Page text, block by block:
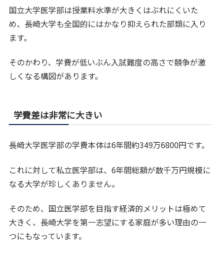
国立大学医学部は授業料水準が大きくはぶれにくいた
め、長崎大学も全国的にはかなり抑えられた部類に入り
ます。
そのかわり、学費が低いぶん入試難度の高さで競争が激
しくなる構図があります。
学費差は非常に大きい
長崎大学医学部の学費本体は6年間約349万6800円です。
これに対して私立医学部は、6年間総額が数千万円規模に
なる大学が珍しくありません。
そのため、国立医学部を目指す経済的メリットは極めて
大きく、長崎大学を第一志望にする家庭が多い理由の一
つにもなっています。